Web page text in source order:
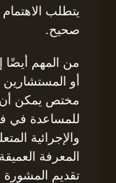
يتطلب
صحيح.
من المهم أيضًا
أو المستشارين
مختص يمكن
للمساعدة في
والإجرائية
المعرفة
تقديم المشورة